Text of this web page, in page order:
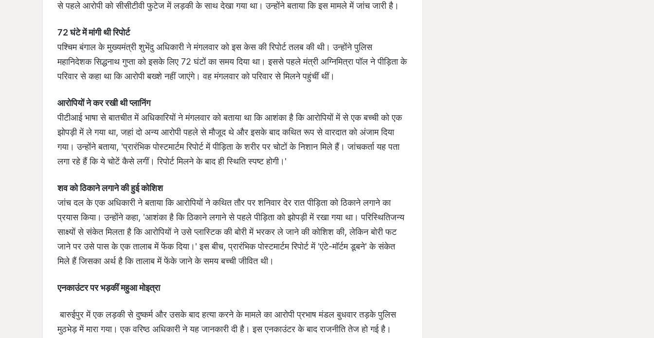
से पहले आरोपी को सीसीटीवी फुटेज में लड़की के साथ देखा गया था। उन्होंने बताया कि इस मामले में जांच जारी है।
72 घंटे में मांगी थी रिपोर्ट
पश्चिम बंगाल के मुख्यमंत्री शुभेंदु अधिकारी ने मंगलवार को इस केस की रिपोर्ट तलब की थी। उन्होंने पुलिस
महानिदेशक सिद्धनाथ गुप्ता को इसके लिए 72 घंटों का समय दिया था। इससे पहले मंत्री अग्निमित्रा पॉल ने पीड़िता के
परिवार से कहा था कि आरोपी बख्शे नहीं जाएंगे। वह मंगलवार को परिवार से मिलने पहुंचीं थीं।
आरोपियों ने कर रखी थी प्लानिंग
पीटीआई भाषा से बातचीत में अधिकारियों ने मंगलवार को बताया था कि आशंका है कि आरोपियों में से एक बच्ची को एक
झोपड़ी में ले गया था, जहां दो अन्य आरोपी पहले से मौजूद थे और इसके बाद कथित रूप से वारदात को अंजाम दिया
गया। उन्होंने बताया, 'प्रारंभिक पोस्टमार्टम रिपोर्ट में पीड़िता के शरीर पर चोटों के निशान मिले हैं। जांचकर्ता यह पता
लगा रहे हैं कि ये चोटें कैसे लगीं। रिपोर्ट मिलने के बाद ही स्थिति स्पष्ट होगी।'
शव को ठिकाने लगाने की हुई कोशिश
जांच दल के एक अधिकारी ने बताया कि आरोपियों ने कथित तौर पर शनिवार देर रात पीड़िता को ठिकाने लगाने का
प्रयास किया। उन्होंने कहा, 'आशंका है कि ठिकाने लगाने से पहले पीड़िता को झोपड़ी में रखा गया था। परिस्थितिजन्य
साक्ष्यों से संकेत मिलता है कि आरोपियों ने उसे प्लास्टिक की बोरी में भरकर ले जाने की कोशिश की, लेकिन बोरी फट
जाने पर उसे पास के एक तालाब में फेंक दिया।' इस बीच, प्रारंभिक पोस्टमार्टम रिपोर्ट में 'एंटे-मॉर्टम डूबने' के संकेत
मिले हैं जिसका अर्थ है कि तालाब में फेंके जाने के समय बच्ची जीवित थी।
एनकाउंटर पर भड़कीं महुआ मोइत्रा
बारुईपुर में एक लड़की से दुष्कर्म और उसके बाद हत्या करने के मामले का आरोपी प्रभाष मंडल बुधवार तड़के पुलिस
मुठभेड़ में मारा गया। एक वरिष्ठ अधिकारी ने यह जानकारी दी है। इस एनकाउंटर के बाद राजनीति तेज हो गई है।